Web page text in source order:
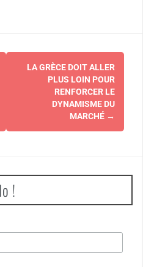
LA GRÈCE DOIT ALLER
PLUS LOIN POUR
RENFORCER LE
DYNAMISME DU
MARCHÉ →
!